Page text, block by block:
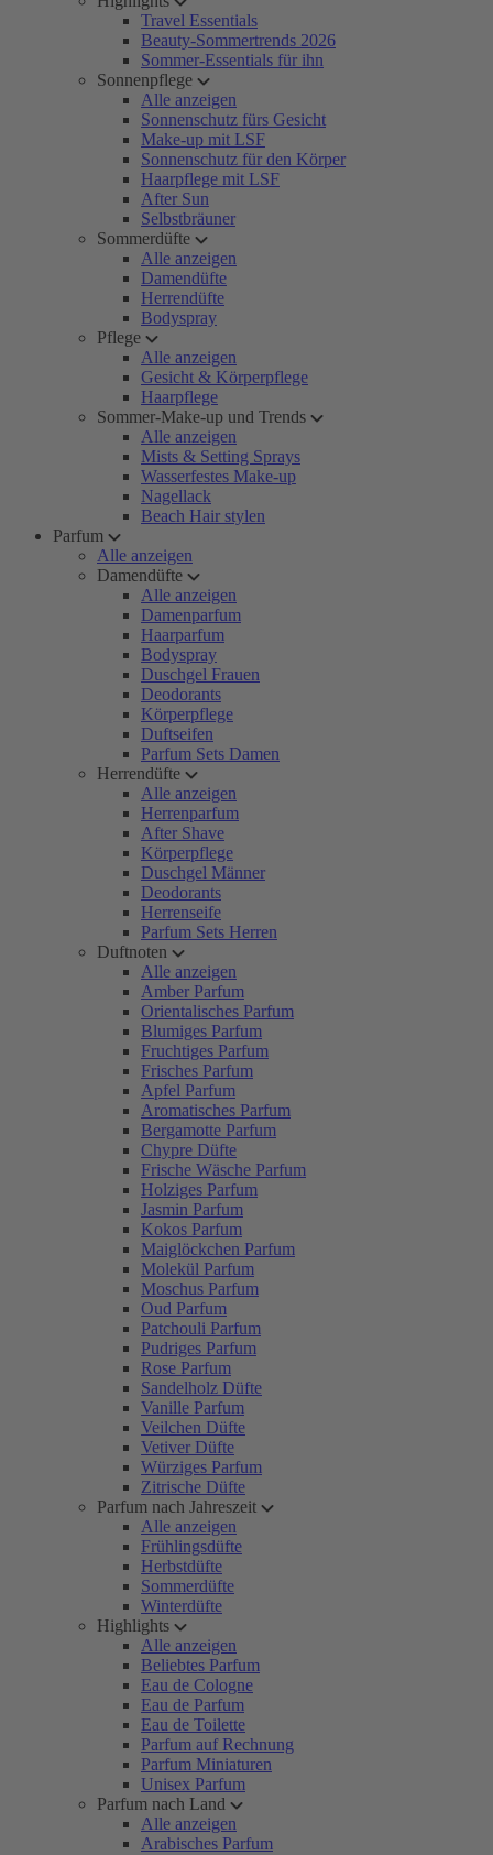
Travel Essentials
Beauty-Sommertrends 2026
Sommer-Essentials für ihn
Sonnenpflege
Alle anzeigen
Sonnenschutz fürs Gesicht
Make-up mit LSF
Sonnenschutz für den Körper
Haarpflege mit LSF
After Sun
Selbstbräuner
Sommerdüfte
Alle anzeigen
Damendüfte
Herrendüfte
Bodyspray
Pflege
Alle anzeigen
Gesicht & Körperpflege
Haarpflege
Sommer-Make-up und Trends
Alle anzeigen
Mists & Setting Sprays
Wasserfestes Make-up
Nagellack
Beach Hair stylen
Parfum
Alle anzeigen
Damendüfte
Alle anzeigen
Damenparfum
Haarparfum
Bodyspray
Duschgel Frauen
Deodorants
Körperpflege
Duftseifen
Parfum Sets Damen
Herrendüfte
Alle anzeigen
Herrenparfum
After Shave
Körperpflege
Duschgel Männer
Deodorants
Herrenseife
Parfum Sets Herren
Duftnoten
Alle anzeigen
Amber Parfum
Orientalisches Parfum
Blumiges Parfum
Fruchtiges Parfum
Frisches Parfum
Apfel Parfum
Aromatisches Parfum
Bergamotte Parfum
Chypre Düfte
Frische Wäsche Parfum
Holziges Parfum
Jasmin Parfum
Kokos Parfum
Maiglöckchen Parfum
Molekül Parfum
Moschus Parfum
Oud Parfum
Patchouli Parfum
Pudriges Parfum
Rose Parfum
Sandelholz Düfte
Vanille Parfum
Veilchen Düfte
Vetiver Düfte
Würziges Parfum
Zitrische Düfte
Parfum nach Jahreszeit
Alle anzeigen
Frühlingsdüfte
Herbstdüfte
Sommerdüfte
Winterdüfte
Highlights
Alle anzeigen
Beliebtes Parfum
Eau de Cologne
Eau de Parfum
Eau de Toilette
Parfum auf Rechnung
Parfum Miniaturen
Unisex Parfum
Parfum nach Land
Alle anzeigen
Arabisches Parfum